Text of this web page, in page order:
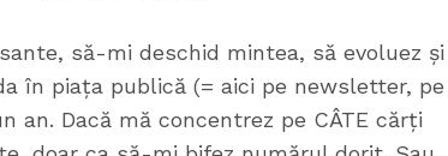
să-mi deschid mintea, să evoluez și
în piața publică (= aici pe newsletter, pe
an. Dacă mă concentrez pe CÂTE cărți